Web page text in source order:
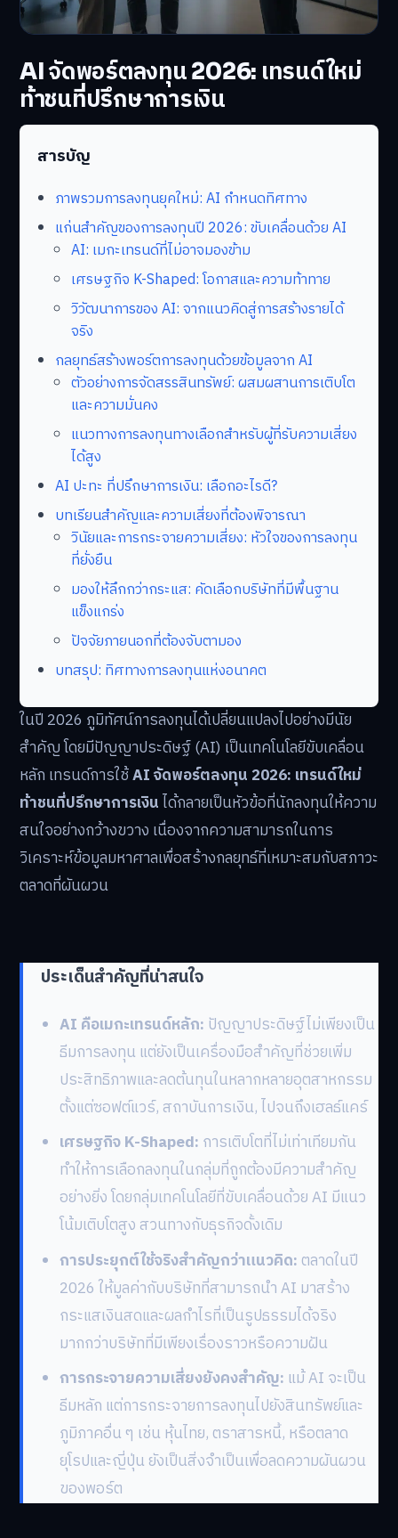
AI จัดพอร์ตลงทุน 2026: เทรนด์ใหม่
ท้าชนที่ปรึกษาการเงิน
สารบัญ
ภาพรวมการลงทุนยุคใหม่: AI กำหนดทิศทาง
แก่นสำคัญของการลงทุนปี 2026: ขับเคลื่อนด้วย AI
AI: เมกะเทรนด์ที่ไม่อาจมองข้าม
เศรษฐกิจ K-Shaped: โอกาสและความท้าทาย
วิวัฒนาการของ AI: จากแนวคิดสู่การสร้างรายได้
จริง
กลยุทธ์สร้างพอร์ตการลงทุนด้วยข้อมูลจาก AI
ตัวอย่างการจัดสรรสินทรัพย์: ผสมผสานการเติบโต
และความมั่นคง
แนวทางการลงทุนทางเลือกสำหรับผู้ที่รับความเสี่ยง
ได้สูง
AI ปะทะ ที่ปรึกษาการเงิน: เลือกอะไรดี?
บทเรียนสำคัญและความเสี่ยงที่ต้องพิจารณา
วินัยและการกระจายความเสี่ยง: หัวใจของการลงทุน
ที่ยั่งยืน
มองให้ลึกกว่ากระแส: คัดเลือกบริษัทที่มีพื้นฐาน
แข็งแกร่ง
ปัจจัยภายนอกที่ต้องจับตามอง
บทสรุป: ทิศทางการลงทุนแห่งอนาคต
ในปี 2026 ภูมิทัศน์การลงทุนได้เปลี่ยนแปลงไปอย่างมีนัย
สำคัญ โดยมีปัญญาประดิษฐ์ (AI) เป็นเทคโนโลยีขับเคลื่อน
หลัก เทรนด์การใช้AI จัดพอร์ตลงทุน 2026: เทรนด์ใหม่
ท้าชนที่ปรึกษาการเงินได้กลายเป็นหัวข้อที่นักลงทุนให้ความ
สนใจอย่างกว้างขวาง เนื่องจากความสามารถในการ
วิเคราะห์ข้อมูลมหาศาลเพื่อสร้างกลยุทธ์ที่เหมาะสมกับสภาวะ
ตลาดที่ผันผวน
ประเด็นสำคัญที่น่าสนใจ
AI คือเมกะเทรนด์หลัก: ปัญญาประดิษฐ์ไม่เพียงเป็น
ธีมการลงทุน แต่ยังเป็นเครื่องมือสำคัญที่ช่วยเพิ่ม
ประสิทธิภาพและลดต้นทุนในหลากหลายอุตสาหกรรม
ตั้งแต่ซอฟต์แวร์, สถาบันการเงิน, ไปจนถึงเฮลธ์แคร์
เศรษฐกิจ K-Shaped: การเติบโตที่ไม่เท่าเทียมกัน
ทำให้การเลือกลงทุนในกลุ่มที่ถูกต้องมีความสำคัญ
อย่างยิ่ง โดยกลุ่มเทคโนโลยีที่ขับเคลื่อนด้วย AI มีแนว
โน้มเติบโตสูง สวนทางกับธุรกิจดั้งเดิม
การประยุกต์ใช้จริงสำคัญกว่าแนวคิด: ตลาดในปี
2026 ให้มูลค่ากับบริษัทที่สามารถนำ AI มาสร้าง
กระแสเงินสดและผลกำไรที่เป็นรูปธรรมได้จริง
มากกว่าบริษัทที่มีเพียงเรื่องราวหรือความฝัน
การกระจายความเสี่ยงยังคงสำคัญ: แม้ AI จะเป็น
ธีมหลัก แต่การกระจายการลงทุนไปยังสินทรัพย์และ
ภูมิภาคอื่น ๆ เช่น หุ้นไทย, ตราสารหนี้, หรือตลาด
ยุโรปและญี่ปุ่น ยังเป็นสิ่งจำเป็นเพื่อลดความผันผวน
ของพอร์ต